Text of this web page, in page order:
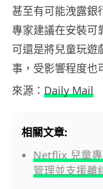
甚至有可能洩露銀
專家建議在安裝可
可還是將兒童玩遊
事，受影響程度也
來源： Daily Mail
相關文章:
Netflix 兒童
管理並支援離